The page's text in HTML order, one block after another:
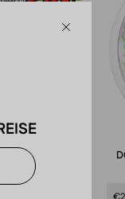
Schließen
Cherry